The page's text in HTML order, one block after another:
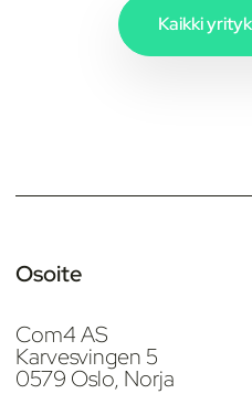
Kaikki
Osoite
Com4 AS
Karvesvingen 5
0579 Oslo, Norja